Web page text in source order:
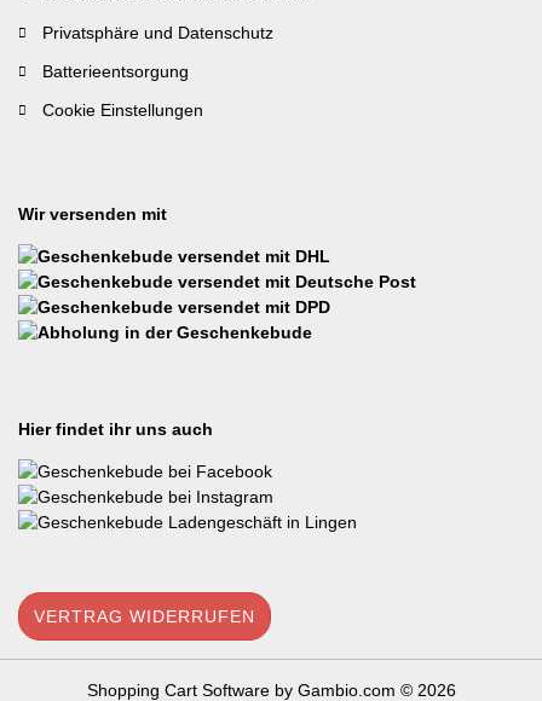
Privatsphäre und Datenschutz
Batterieentsorgung
Cookie Einstellungen
Wir versenden mit
Hier findet ihr uns auch
VERTRAG WIDERRUFEN
Shopping Cart Softwareby Gambio.com © 2026